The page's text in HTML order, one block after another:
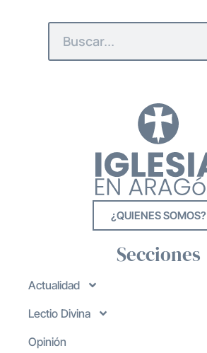
¿QUIENES SOMOS?
Secciones
Actualidad
Lectio Divina
Opinión